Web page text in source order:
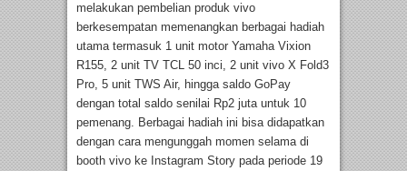
melakukan pembelian produk vivo
berkesempatan memenangkan berbagai hadiah
utama termasuk 1 unit motor Yamaha Vixion
R155, 2 unit TV TCL 50 inci, 2 unit vivo X Fold3
Pro, 5 unit TWS Air, hingga saldo GoPay
dengan total saldo senilai Rp2 juta untuk 10
pemenang. Berbagai hadiah ini bisa didapatkan
dengan cara mengunggah momen selama di
booth vivo ke Instagram Story pada periode 19